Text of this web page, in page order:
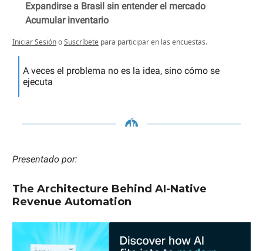
Expandirse a Brasil sin entender el mercado
Acumular inventario
Iniciar SesiónoSuscríbete para participar en las encuestas.
A veces el problema no es la idea, sino cómo se
ejecuta
Presentado por:
The Architecture Behind AI-Native
Revenue Automation